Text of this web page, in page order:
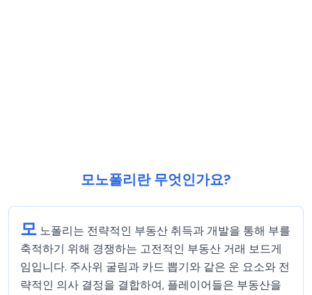
모노폴리란 무엇인가요?
모 노폴리는 전략적인 부동산 취득과 개발을 통해 부를
축적하기 위해 경쟁하는 고전적인 부동산 거래 보드게
임입니다. 주사위 굴림과 카드 뽑기와 같은 운 요소와 전
략적인 의사 결정을 결합하여, 플레이어들은 부동산을